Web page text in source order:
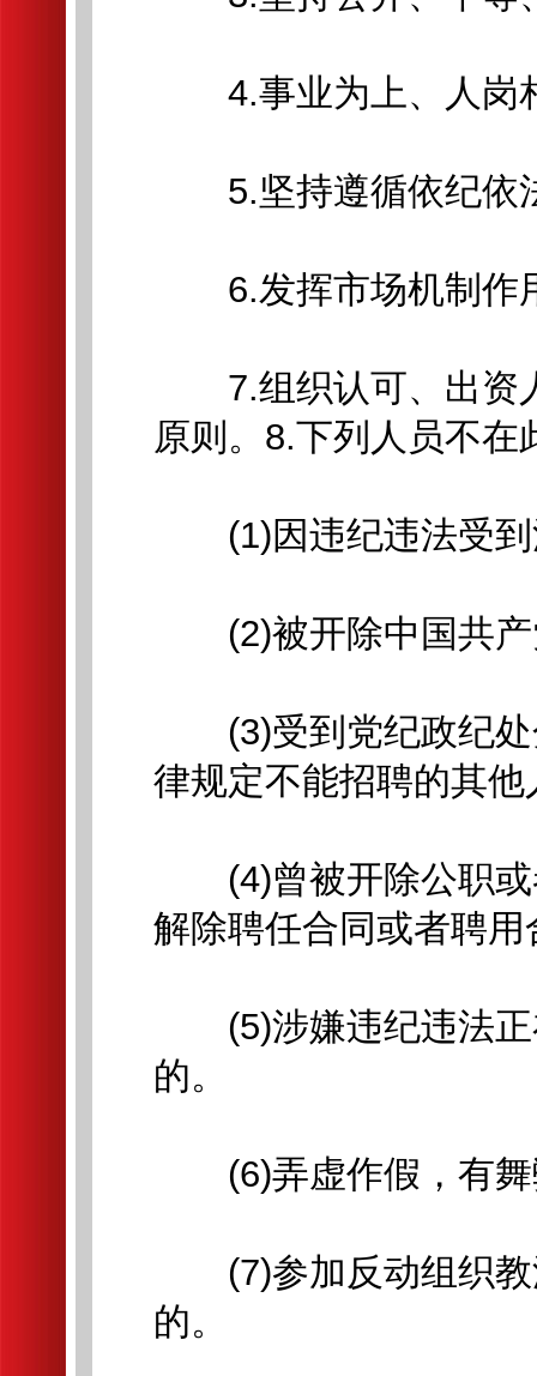
4.事业为上、人岗
5.坚持遵循依纪依
6.发挥市场机制作
7.组织认可、出资
原则。8.下列人员不在
(1)因违纪违法受到
(2)被开除中国共产
(3)受到党纪政纪处
律规定不能招聘的其他
(4)曾被开除公职或
解除聘任合同或者聘用
(5)涉嫌违纪违法正
的。
(6)弄虚作假，有舞
(7)参加反动组织教
的。